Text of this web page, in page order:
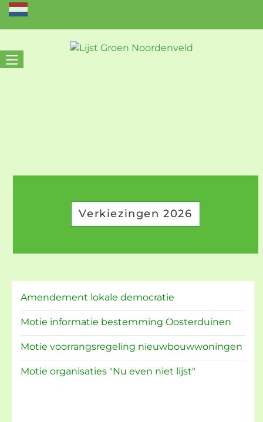
Verkiezingen 2026
Amendement lokale democratie
Motie informatie bestemming Oosterduinen
Motie voorrangsregeling nieuwbouwwoningen
Motie organisaties "Nu even niet lijst"